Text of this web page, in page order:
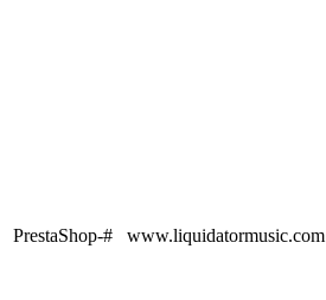
PrestaShop-# www.liquidatormusic.com